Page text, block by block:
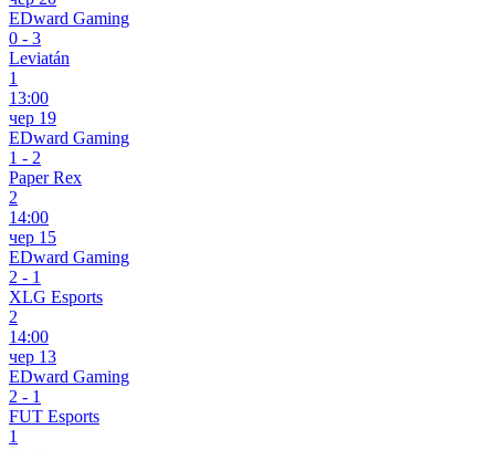
EDward Gaming
0 - 3
Leviatán
1
13:00
чер 19
EDward Gaming
1 - 2
Paper Rex
2
14:00
чер 15
EDward Gaming
2 - 1
XLG Esports
2
14:00
чер 13
EDward Gaming
2 - 1
FUT Esports
1